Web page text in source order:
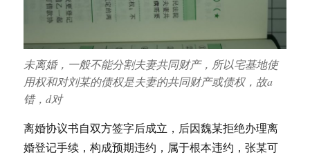
未离婚，一般不能分割夫妻共同财产，所以宅基地使
用权和对刘某的债权是夫妻的共同财产或债权，故a
错，d对
离婚协议书自双方签字后成立，后因魏某拒绝办理离
婚登记手续，构成预期违约，属于根本违约，张某可